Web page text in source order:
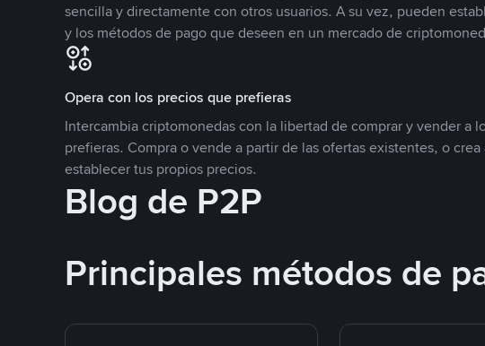
sencilla y directamente con otros usuarios. A su vez, pueden
y los métodos de pago que deseen en un mercado de
Opera con los precios que prefieras
Intercambia criptomonedas con la libertad de comprar y vender a
prefieras. Compra o vende a partir de las ofertas existentes, o crea
establecer tus propios precios.
Blog de P2P
Principales métodos de